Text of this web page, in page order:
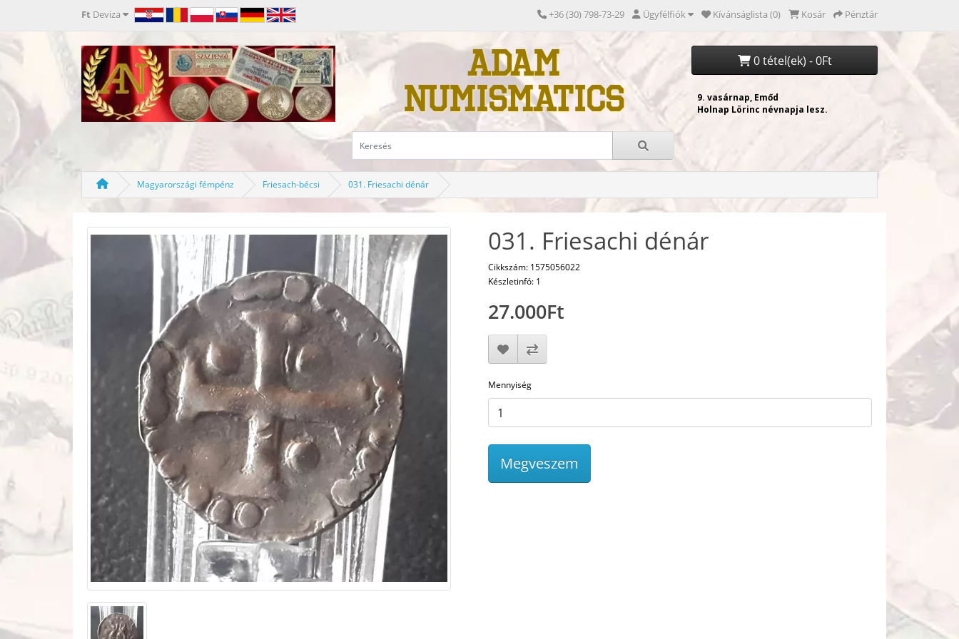
Ft Deviza +36 (30) 798-73-29 Ügyfélfiók Kívánságlista (0) Kosár Pénztár
ADAM
NUMISMATICS
0 tétel(ek) - 0Ft
Magyarországi fémpénz Friesach-bécsi 031. Friesachi dénár
031. Friesachi dénár
Cikkszám: 1575056022
Készletinfó: 1
27.000Ft
Mennyiség
Megveszem